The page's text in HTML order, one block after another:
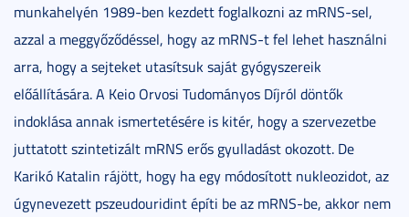
munkahelyén 1989-ben kezdett foglalkozni az mRNS-sel,
azzal a meggyőződéssel, hogy az mRNS-t fel lehet használni
arra, hogy a sejteket utasítsuk saját gyógyszereik
előállítására. A Keio Orvosi Tudományos Díjról döntők
indoklása annak ismertetésére is kitér, hogy a szervezetbe
juttatott szintetizált mRNS erős gyulladást okozott. De
Karikó Katalin rájött, hogy ha egy módosított nukleozidot, az
úgynevezett pszeudouridint építi be az mRNS-be, akkor nem